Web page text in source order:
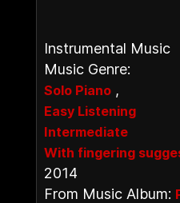
Instrumental Music
Music Genre:
Solo Piano ,
Easy Listening
Intermediate
With fingering
2014
From Music Album: